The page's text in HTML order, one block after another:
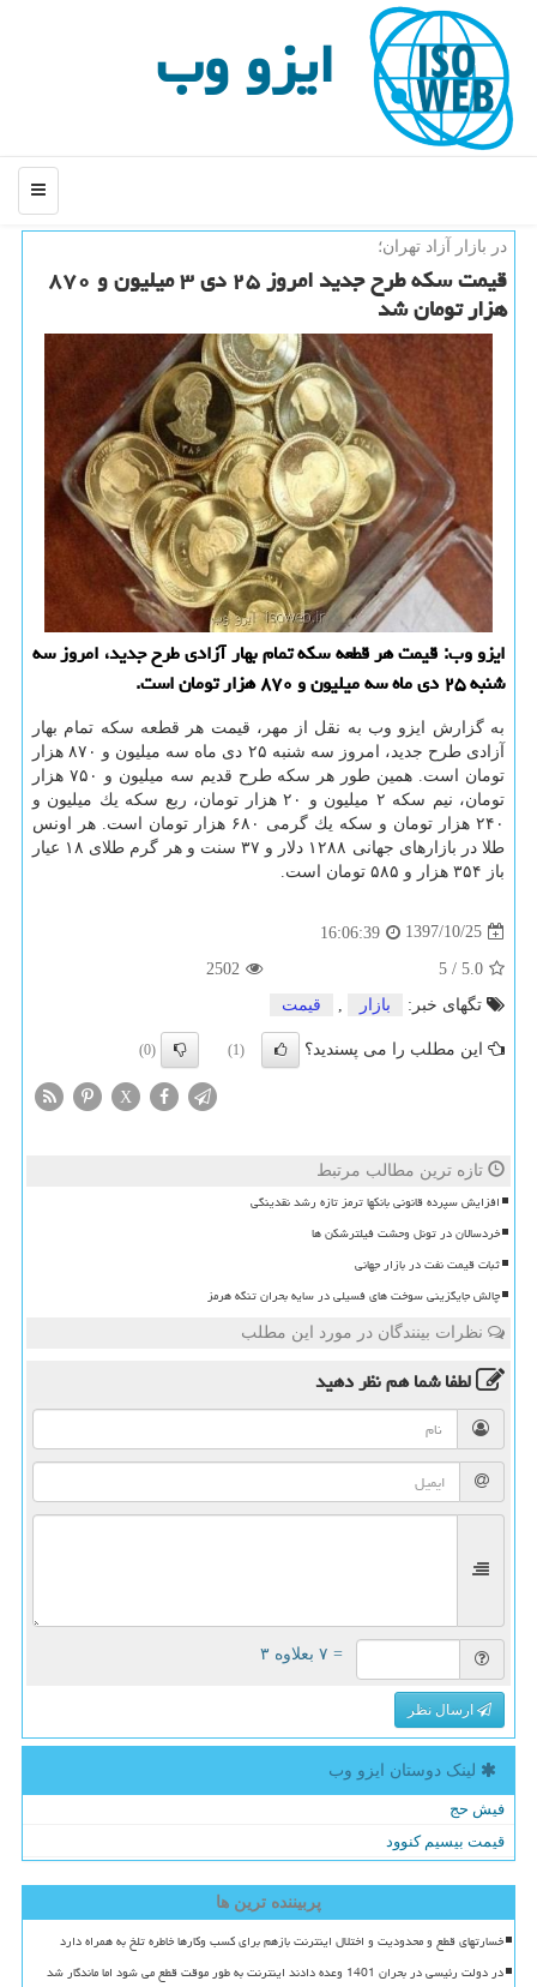
ایزو وب
منو
در بازار آزاد تهران؛
قیمت سكه طرح جدید امروز ۲۵ دی ۳ میلیون و ۸۷۰
هزار تومان شد
ایزو وب: قیمت هر قطعه سكه تمام بهار آزادی طرح جدید، امروز سه
شنبه ۲۵ دی ماه سه میلیون و ۸۷۰ هزار تومان است.
به گزارش ایزو وب به نقل از مهر، قیمت هر قطعه سكه تمام بهار
آزادی طرح جدید، امروز سه شنبه ۲۵ دی ماه سه میلیون و ۸۷۰ هزار
تومان است. همین طور هر سكه طرح قدیم سه میلیون و ۷۵۰ هزار
تومان، نیم سكه ۲ میلیون و ۲۰ هزار تومان، ربع سكه یك میلیون و
۲۴۰ هزار تومان و سكه یك گرمی ۶۸۰ هزار تومان است. هر اونس
طلا در بازارهای جهانی ۱۲۸۸ دلار و ۳۷ سنت و هر گرم طلای ۱۸ عیار
باز ۳۵۴ هزار و ۵۸۵ تومان است.
1397/10/25
16:06:39
5.0
/
5
2502
تگهای خبر:
بازار , قیمت
این مطلب را می پسندید؟ (1)
(0)
X
تازه ترین مطالب مرتبط
افزایش سپرده قانونی بانکها ترمز تازه رشد نقدینگی
خردسالان در تونل وحشت فیلترشکن ها
ثبات قیمت نفت در بازار جهانی
چالش جایگزینی سوخت های فسیلی در سایه بحران تنگه هرمز
نظرات بینندگان در مورد این مطلب
لطفا شما همنظر دهید
= ۷ بعلاوه ۳
ارسال نظر
لینک دوستان ایزو وب
فیش حج
قیمت بیسیم کنوود
پربیننده ترین ها
خسارتهای قطع و محدودیت و اختلال اینترنت بازهم برای کسب وکارها خاطره تلخ به همراه دارد
در دولت رئیسی در بحران 1401 وعده دادند اینترنت به طور موقت قطع می شود اما ماندگار شد